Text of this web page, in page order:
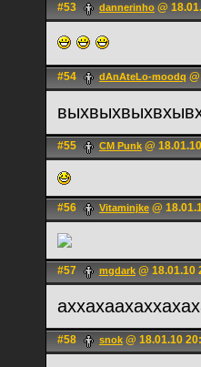
#53 dannerinho @
#54 dAnAteLo-moodq
#55 CM Punk @
#56 Vitaminjke @
#57 mgdark @ 18.01.10
#58 snok @ 18.01.10